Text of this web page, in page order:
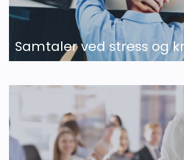
Samtaler ved stress og